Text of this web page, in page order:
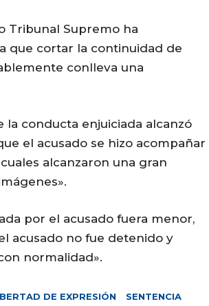
Tribunal Supremo ha
que cortar la continuidad de
conlleva una
la conducta enjuiciada alcanzó
el acusado se hizo acompañar
alcanzaron una gran
por el acusado fuera menor,
acusado no fue detenido y
normalidad».
DE EXPRESIÓN
SENTENCIA